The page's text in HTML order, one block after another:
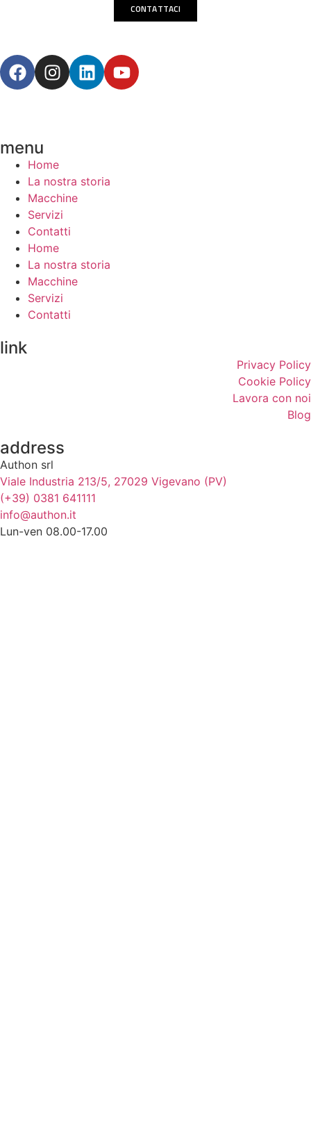
CONTATTACI
menu
Home
La nostra storia
Macchine
Servizi
Contatti
Home
La nostra storia
Macchine
Servizi
Contatti
link
Privacy Policy
Cookie Policy
Lavora con noi
Blog
address
Authon srl
Viale Industria 213/5, 27029 Vigevano (PV)
(+39) 0381 641111
info@authon.it
Lun-ven 08.00-17.00